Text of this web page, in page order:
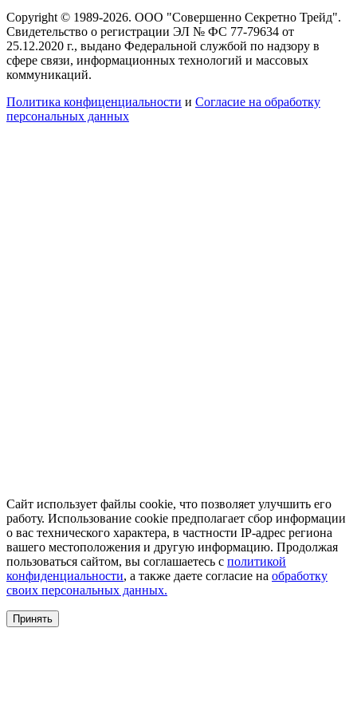
Copyright © 1989-2026. ООО "Совершенно Секретно Трейд".
Свидетельство о регистрации ЭЛ № ФС 77-79634 от
25.12.2020 г., выдано Федеральной службой по надзору в
сфере связи, информационных технологий и массовых
коммуникаций.
Политика конфиценциальности и Согласие на обработку
персональных данных
Сайт использует файлы cookie, что позволяет улучшить его
работу. Использование cookie предполагает сбор информации
о вас технического характера, в частности IP-адрес региона
вашего местоположения и другую информацию. Продолжая
пользоваться сайтом, вы соглашаетесь с политикой
конфиденциальности, а также даете согласие на обработку
своих персональных данных.
Принять